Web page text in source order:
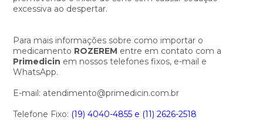
excessiva ao despertar.
Para mais informações sobre como importar o
medicamento ROZEREM entre em contato com a
Primedicin em nossos telefones fixos, e-mail e
WhatsApp.
E-mail: atendimento@primedicin.com.br
Telefone Fixo: (19) 4040-4855 e (11) 2626-2518